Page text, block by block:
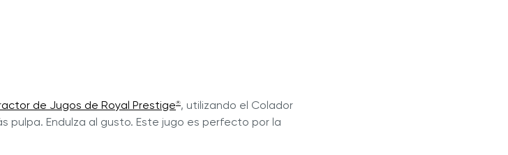
de Jugos de Royal Prestige®, utilizando el Colador
pulpa. Endulza al gusto. Este jugo es perfecto por la